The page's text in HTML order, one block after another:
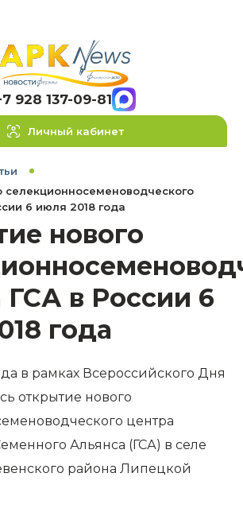
928 137-09-81
Личный кабинет
селекционносеменоводческого
6 июля 2018 года
нового
ГСА в России 6
года
в рамках Всероссийского Дня
открытие нового
центра
Альянса (ГСА) в селе
района Липецкой